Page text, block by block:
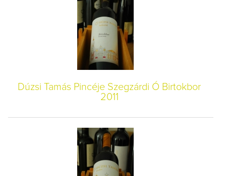
Dúzsi Tamás Pincéje Szegzárdi Ó Birtokbor
2011